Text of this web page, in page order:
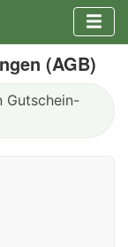
(AGB)
Gutschein-